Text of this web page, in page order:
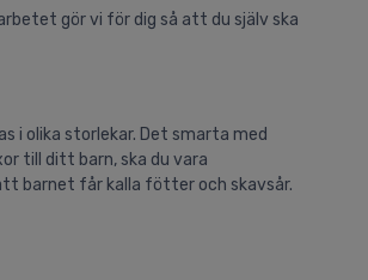
gör vi för dig så att du själv ska
i olika storlekar. Det smarta med
till ditt barn, ska du vara
barnet får kalla fötter och skavsår.